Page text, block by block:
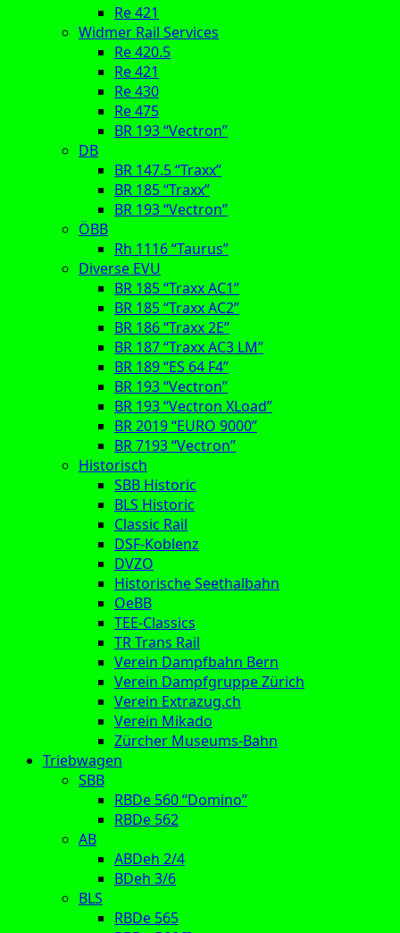
Re 421
Widmer Rail Services
Re 420.5
Re 421
Re 430
Re 475
BR 193 “Vectron”
DB
BR 147.5 “Traxx”
BR 185 “Traxx”
BR 193 “Vectron”
ÖBB
Rh 1116 “Taurus”
Diverse EVU
BR 185 “Traxx AC1”
BR 185 “Traxx AC2”
BR 186 “Traxx 2E”
BR 187 “Traxx AC3 LM”
BR 189 “ES 64 F4”
BR 193 “Vectron”
BR 193 “Vectron XLoad”
BR 2019 “EURO 9000”
BR 7193 “Vectron”
Historisch
SBB Historic
BLS Historic
Classic Rail
DSF-Koblenz
DVZO
Historische Seethalbahn
OeBB
TEE-Classics
TR Trans Rail
Verein Dampfbahn Bern
Verein Dampfgruppe Zürich
Verein Extrazug.ch
Verein Mikado
Zürcher Museums-Bahn
Triebwagen
SBB
RBDe 560 “Domino”
RBDe 562
AB
ABDeh 2/4
BDeh 3/6
BLS
RBDe 565